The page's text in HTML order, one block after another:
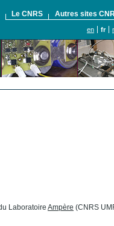
Le CNRS Autres sites
en fr
Laboratoire Ampère (CNRS